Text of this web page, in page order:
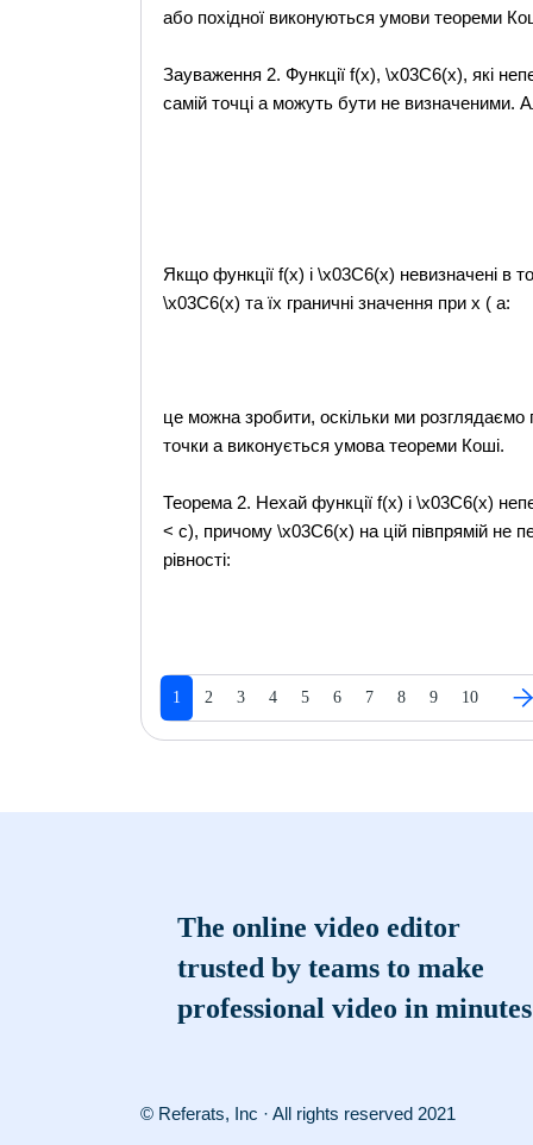
або похідної виконуються умови теореми
Зауваження 2. Функції f(x), \x03C6(x), які
самій точці а можуть бути не визначеними.
Якщо функції f(x) і \x03C6(x) невизначені в
\x03C6(x) та їх граничні значення при х ( а:
це можна зробити, оскільки ми
точки а виконується умова теореми Коші.
Теорема 2. Нехай функції f(x) і \x03C6(x)
< с), причому \x03C6(x) на цій півпрямій не
рівності:
1 2 3 4 5 6 7 8 9 10
The online video editor
trusted by teams to make
professional video in minutes
© Referats, Inc · All rights reserved 2021